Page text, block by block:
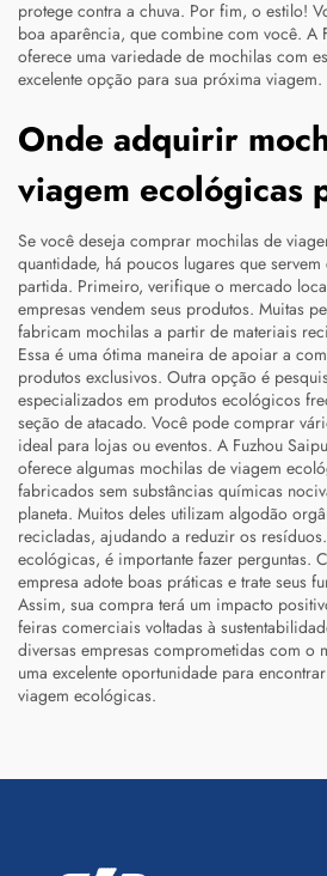
protege contra a chuva. Por fim, o estilo!
boa aparência, que combine com você. A
oferece uma variedade de mochilas com
excelente opção para sua próxima viagem.
Onde adquirir
viagem ecológicas
Se você deseja comprar mochilas de
quantidade, há poucos lugares que
partida. Primeiro, verifique o mercado
empresas vendem seus produtos. Muitas
fabricam mochilas a partir de materiais
Essa é uma ótima maneira de apoiar a
produtos exclusivos. Outra opção é
especializados em produtos ecológicos
seção de atacado. Você pode comprar
ideal para lojas ou eventos. A Fuzhou
oferece algumas mochilas de viagem
fabricados sem substâncias químicas
planeta. Muitos deles utilizam algodão
recicladas, ajudando a reduzir os
ecológicas, é importante fazer perguntas.
empresa adote boas práticas e trate seus
Assim, sua compra terá um impacto
feiras comerciais voltadas à
diversas empresas comprometidas com o
uma excelente oportunidade para
viagem ecológicas.